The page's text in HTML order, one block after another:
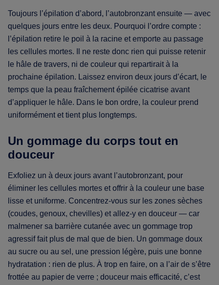
Toujours l’épilation d’abord, l’autobronzant ensuite — avec
quelques jours entre les deux. Pourquoi l’ordre compte :
l’épilation retire le poil à la racine et emporte au passage
les cellules mortes. Il ne reste donc rien qui puisse retenir
le hâle de travers, ni de couleur qui repartirait à la
prochaine épilation. Laissez environ deux jours d’écart, le
temps que la peau fraîchement épilée cicatrise avant
d’appliquer le hâle. Dans le bon ordre, la couleur prend
uniformément et tient plus longtemps.
Un gommage du corps tout en
douceur
Exfoliez un à deux jours avant l’autobronzant, pour
éliminer les cellules mortes et offrir à la couleur une base
lisse et uniforme. Concentrez-vous sur les zones sèches
(coudes, genoux, chevilles) et allez-y en douceur — car
malmener sa barrière cutanée avec un gommage trop
agressif fait plus de mal que de bien. Un gommage doux
au sucre ou au sel, une pression légère, puis une bonne
hydratation : rien de plus. À trop en faire, on a l’air de s’être
frottée au papier de verre ; douceur mais efficacité, c’est